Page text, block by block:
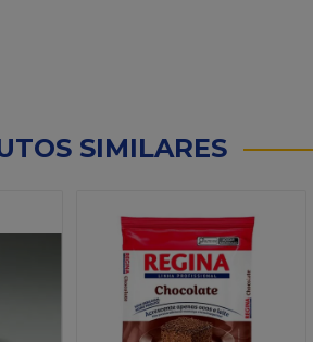
SIMILARES